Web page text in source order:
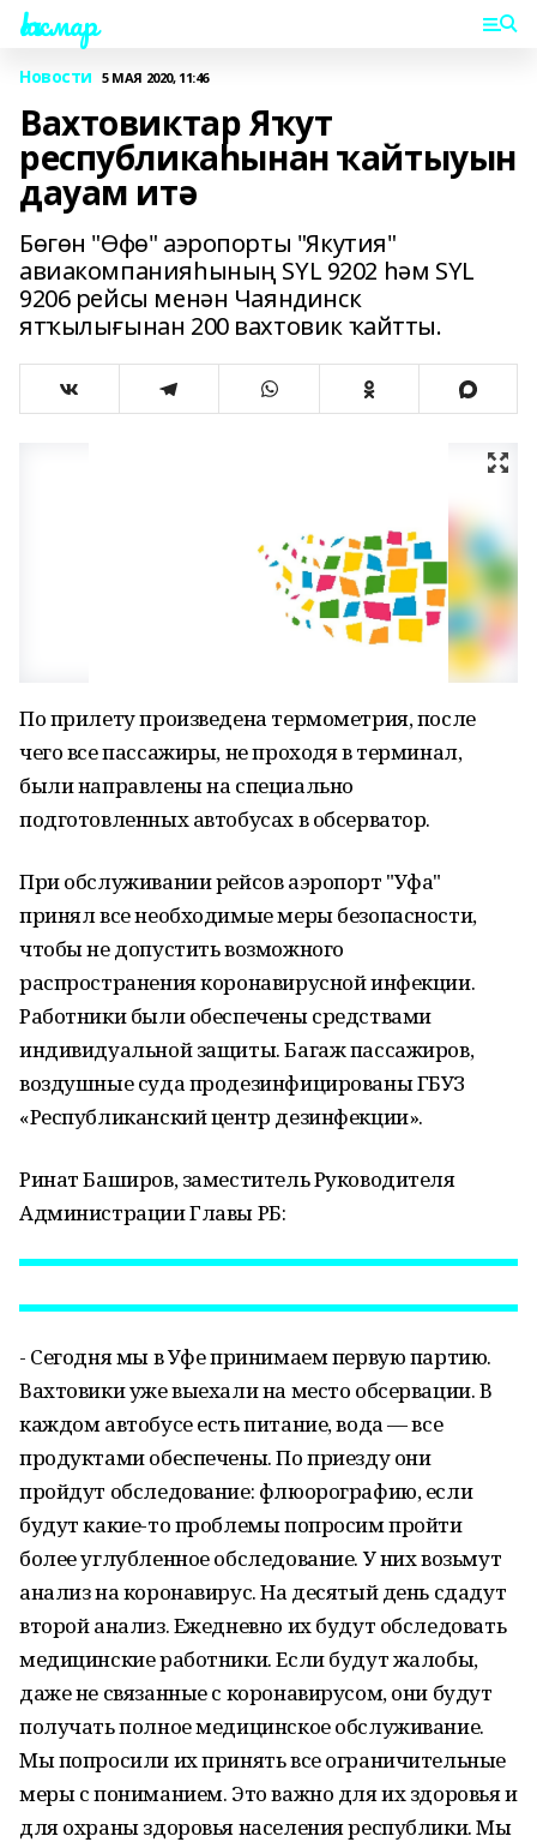
Һаҡмар
Новости 5 МАЯ 2020, 11:46
Вахтовиктар Яҡут
республикаһынан ҡайтыуын
дауам итә
Бөгөн "Өфө" аэропорты "Якутия"
авиакомпанияһының SYL 9202 һәм SYL
9206 рейсы менән Чаяндинск
ятҡылығынан 200 вахтовик ҡайтты.
По прилету произведена термометрия, после
чего все пассажиры, не проходя в терминал,
были направлены на специально
подготовленных автобусах в обсерватор.
При обслуживании рейсов аэропорт "Уфа"
принял все необходимые меры безопасности,
чтобы не допустить возможного
распространения коронавирусной инфекции.
Работники были обеспечены средствами
индивидуальной защиты. Багаж пассажиров,
воздушные суда продезинфицированы ГБУЗ
«Республиканский центр дезинфекции».
Ринат Баширов, заместитель Руководителя
Администрации Главы РБ:
- Сегодня мы в Уфе принимаем первую партию.
Вахтовики уже выехали на место обсервации. В
каждом автобусе есть питание, вода — все
продуктами обеспечены. По приезду они
пройдут обследование: флюорографию, если
будут какие-то проблемы попросим пройти
более углубленное обследование. У них возьмут
анализ на коронавирус. На десятый день сдадут
второй анализ. Ежедневно их будут обследовать
медицинские работники. Если будут жалобы,
даже не связанные с коронавирусом, они будут
получать полное медицинское обслуживание.
Мы попросили их принять все ограничительные
меры с пониманием. Это важно для их здоровья и
для охраны здоровья населения республики. Мы